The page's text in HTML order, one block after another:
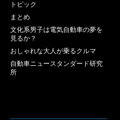
トピック
まとめ
文化系男子は電気自動車の夢を
見るか？
おしゃれな大人が乗るクルマ
自動車ニュースタンダード研究
所